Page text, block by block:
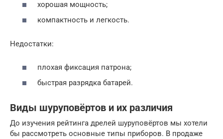
хорошая мощность;
компактность и легкость.
Недостатки:
плохая фиксация патрона;
быстрая разрядка батарей.
Виды шуруповёртов и их различия
До изучения рейтинга дрелей шуруповёртов мы хотели
бы рассмотреть основные типы приборов. В продаже